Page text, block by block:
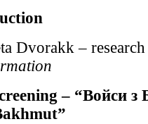
Dvorakk –
– “Войси з